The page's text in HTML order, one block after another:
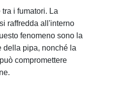
i fumatori. La
raffredda all'interno
fenomeno sono la
della pipa, nonché la
compromettere